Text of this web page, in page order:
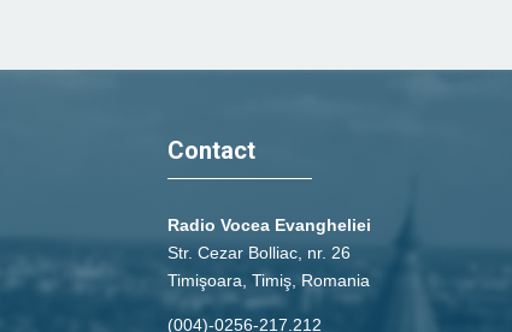
Contact
Radio Vocea Evangheliei
Str. Cezar Bolliac, nr. 26
Timişoara, Timiş, Romania
(004)-0256-217.212